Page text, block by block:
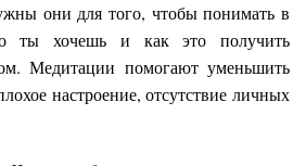
они для того, чтобы понимать в
ты хочешь и как это получить
Медитации помогают уменьшить
настроение, отсутствие личных